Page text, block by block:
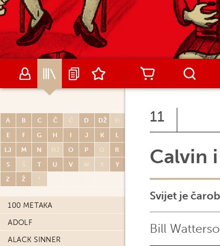
A B C Č Ć D DŽ
Đ
E
F G H I J K
L
LJ
M N NJ O P Q
R
S
Š T U V W X
Y
Z
Ž *
100 METAKA
ADOLF
ALACK SINNER
11
Calvin
Svijet je
Bill